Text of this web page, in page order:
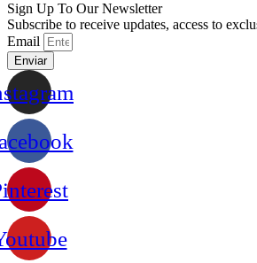
Sign Up To Our Newsletter
Subscribe to receive updates, access to
Email
Enviar